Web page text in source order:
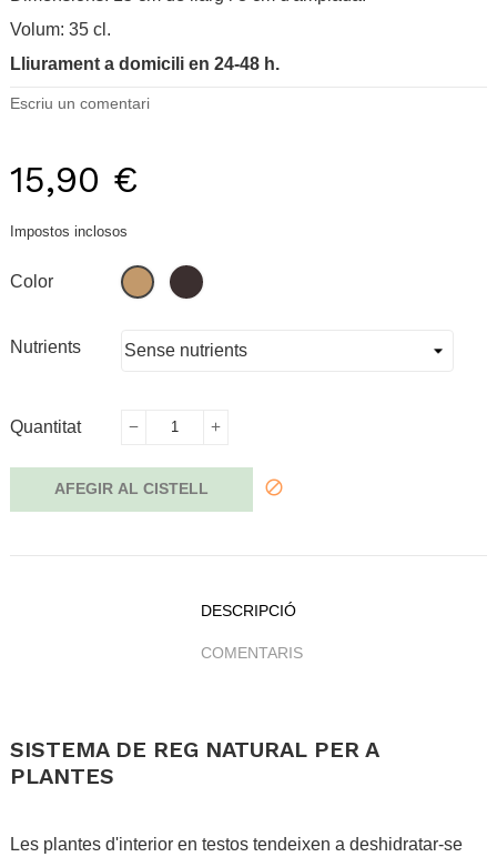
Volum: 35 cl.
Lliurament a domicili en 24-48 h.
Escriu un comentari
15,90 €
Impostos inclosos
Color Pi Banús
Nutrients
Quantitat
AFEGIR AL CISTELL
DESCRIPCIÓ
COMENTARIS
SISTEMA DE REG NATURAL PER A
PLANTES
Les plantes d'interior en testos tendeixen a deshidratar-se